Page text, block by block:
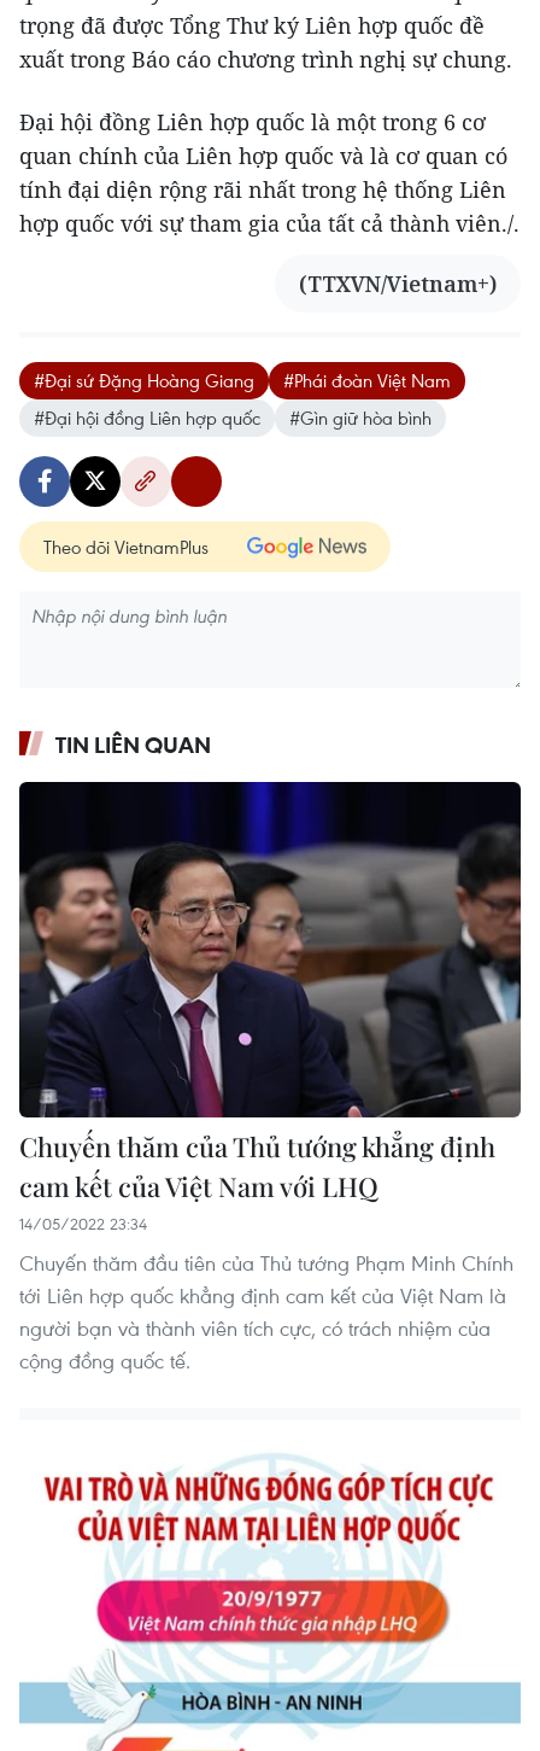
trọng đã được Tổng Thư ký Liên hợp quốc đề
xuất trong Báo cáo chương trình nghị sự chung.
Đại hội đồng Liên hợp quốc là một trong 6 cơ
quan chính của Liên hợp quốc và là cơ quan có
tính đại diện rộng rãi nhất trong hệ thống Liên
hợp quốc với sự tham gia của tất cả thành viên./.
(TTXVN/Vietnam+)
#Đại sứ Đặng Hoàng Giang
#Phái đoàn Việt Nam
#Đại hội đồng Liên hợp quốc
#Gìn giữ hòa bình
Theo dõi VietnamPlus
TIN LIÊN QUAN
Chuyến thăm của Thủ tướng khẳng định
cam kết của Việt Nam với LHQ
14/05/2022 23:34
Chuyến thăm đầu tiên của Thủ tướng Phạm Minh Chính
tới Liên hợp quốc khẳng định cam kết của Việt Nam là
người bạn và thành viên tích cực, có trách nhiệm của
cộng đồng quốc tế.